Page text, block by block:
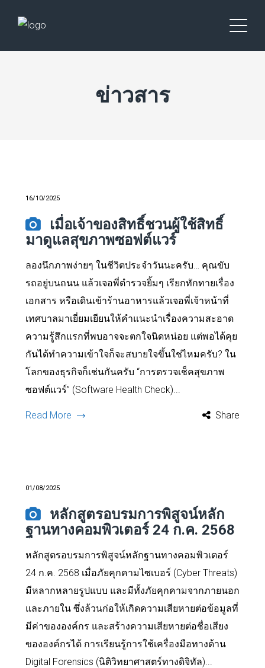
ข่าวสาร
16/10/2025
เมื่อเจ้าของสิทธิ์ชวนผู้ใช้สิทธิ์
มาดูแลสุขภาพซอฟต์แวร์
ลองนึกภาพง่ายๆ ในชีวิตประจำวันนะครับ… คุณขับ
รถอยู่บนถนน แล้วเจอพี่ตำรวจยิ้มๆ เรียกทักทายเรื่อง
เอกสาร หรือเดินเข้าร้านอาหารแล้วเจอพี่เจ้าหน้าที่
เทศบาลมาเยี่ยมเยียนให้คำแนะนำเรื่องความสะอาด
ความรู้สึกแรกที่พบอาจจะตกใจนิดหน่อย แต่พอได้คุย
กันได้ทำความเข้าใจก็จะสบายใจขึ้นใช่ไหมครับ? ใน
โลกของธุรกิจก็เช่นกันครับ “การตรวจเช็คสุขภาพ
ซอฟต์แวร์” (Software Health Check)...
Read More Share
01/08/2025
หลักสูตรอบรมการพิสูจน์หลัก
ฐานทางคอมพิวเตอร์ 24 ก.ค. 2568
หลักสูตรอบรมการพิสูจน์หลักฐานทางคอมพิวเตอร์
24 ก.ค. 2568 เมื่อภัยคุกคามไซเบอร์ (Cyber Threats)
มีหลากหลายรูปแบบ และมีทั้งภัยคุกคามจากภายนอก
และภายใน ซึ่งล้วนก่อให้เกิดความเสียหายต่อข้อมูลที่
มีค่าขององค์กร และสร้างความเสียหายต่อชื่อเสียง
ขององค์กรได้ การเรียนรู้การใช้เครื่องมือทางด้าน
Digital Forensics (นิติวิทยาศาสตร์ทางดิจิทัล)...